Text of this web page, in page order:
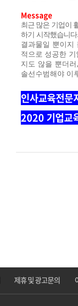
Message
최근 많은 기업이
하기 시작했습니다
결과물일 뿐이지
적으로 성공한
지도 않을 뿐더러
솔선수범해야 이
인사교육전문
2020 기업교
제휴 및 광고문의